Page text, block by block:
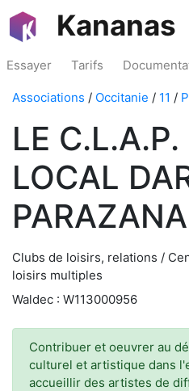
Kananas
Essayer Tarifs
Associations / Occitanie / 11 /
LE C.L.A.P.
LOCAL
Clubs de loisirs, relations /
loisirs multiples
Waldec : W113000956
Contribuer et oeuvrer au
culturel et artistique dans
accueillir des artistes de